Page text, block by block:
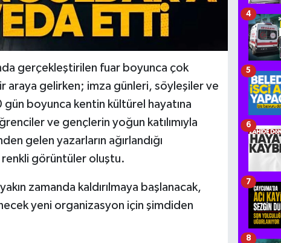
gerçekleştirilen fuar boyunca çok
araya gelirken; imza günleri, söyleşiler ve
boyunca kentin kültürel hayatına
ve gençlerin yoğun katılımıyla
gelen yazarların ağırlandığı
renkli görüntüler oluştu.
zamanda kaldırılmaya başlanacak,
yeni organizasyon için şimdiden
4
5
6
7
8